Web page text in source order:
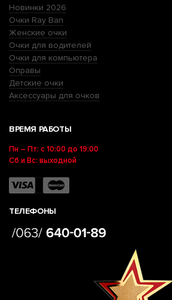
Новинки 2026
Очки Ray Ban
Женские очки
Очки для водителей
Очки для компьютера
Оправы
Детские очки
Аксессуары для очков
ВРЕМЯ РАБОТЫ
Пн – Пт: с 10:00 до 19:00
Сб и Вс: выходной
ТЕЛЕФОНЫ